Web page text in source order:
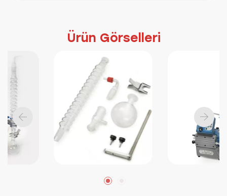
Ürün Görselleri